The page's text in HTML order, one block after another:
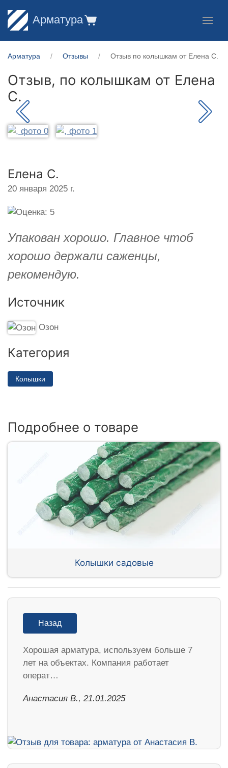
Арматура
Арматура Отзывы Отзыв по колышкам от Елена С.
Отзыв, по колышкам от Елена
С.
Елена С.
20 января 2025 г.
Упакован хорошо. Главное чтоб
хорошо держали саженцы,
рекомендую.
Источник
Озон
Категория
Колышки
Подробнее о товаре
Колышки садовые
Назад
Хорошая арматура, используем больше 7
лет на объектах. Компания работает
операт…
Анастасия В., 21.01.2025